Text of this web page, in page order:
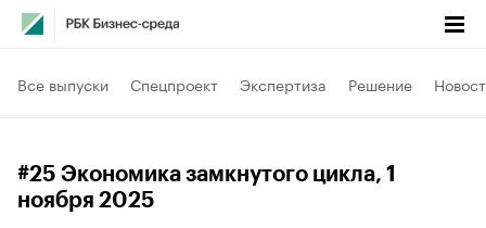
Все выпуски Спецпроект Экспертиза Решение
#25 Экономика замкнутого цикла, 1
ноября 2025